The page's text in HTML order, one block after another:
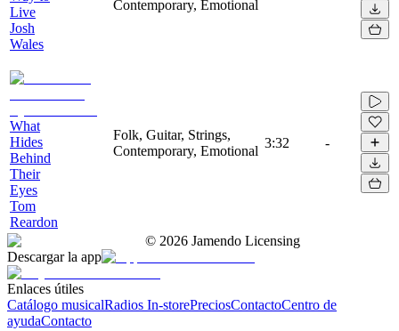
Live
Josh
Wales
Contemporary, Emotional
What
Hides
Behind
Their
Eyes
Tom
Reardon
Folk, Guitar, Strings,
Contemporary, Emotional
3:32 -
© 2026 Jamendo Licensing
Descargar la app
Enlaces útiles
Catálogo musicalRadios In-storePreciosContactoCentro de
ayudaContacto